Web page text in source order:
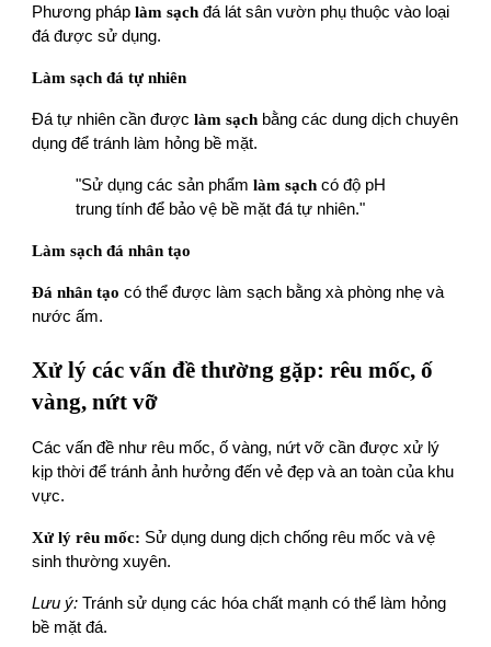
Phương pháplàm sạch đá lát sân vườn phụ thuộc vào loại
đá được sử dụng.
Làm sạch đá tự nhiên
Đá tự nhiên cần đượclàm sạch bằng các dung dịch chuyên
dụng để tránh làm hỏng bề mặt.
"Sử dụng các sản phẩmlàm sạch có độ pH
trung tính để bảo vệ bề mặt đá tự nhiên."
Làm sạch đá nhân tạo
Đá nhân tạo có thể được làm sạch bằng xà phòng nhẹ và
nước ấm.
Xử lý các vấn đề thường gặp: rêu mốc, ố
vàng, nứt vỡ
Các vấn đề như rêu mốc, ố vàng, nứt vỡ cần được xử lý
kịp thời để tránh ảnh hưởng đến vẻ đẹp và an toàn của khu
vực.
Xử lý rêu mốc: Sử dụng dung dịch chống rêu mốc và vệ
sinh thường xuyên.
Lưu ý: Tránh sử dụng các hóa chất mạnh có thể làm hỏng
bề mặt đá.